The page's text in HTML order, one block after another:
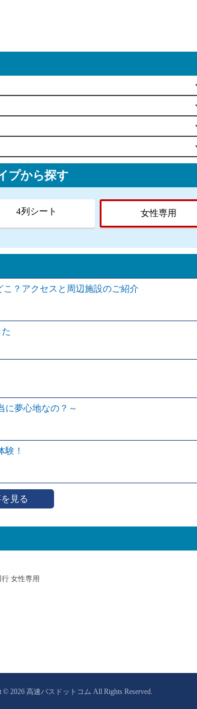
プから探す
4列シート 女性専用
？アクセスと周辺施設のご紹介
夢心地なの？～
験！
見る
女性専用
© 2026 高速バスドットコム All Rights Reserved.